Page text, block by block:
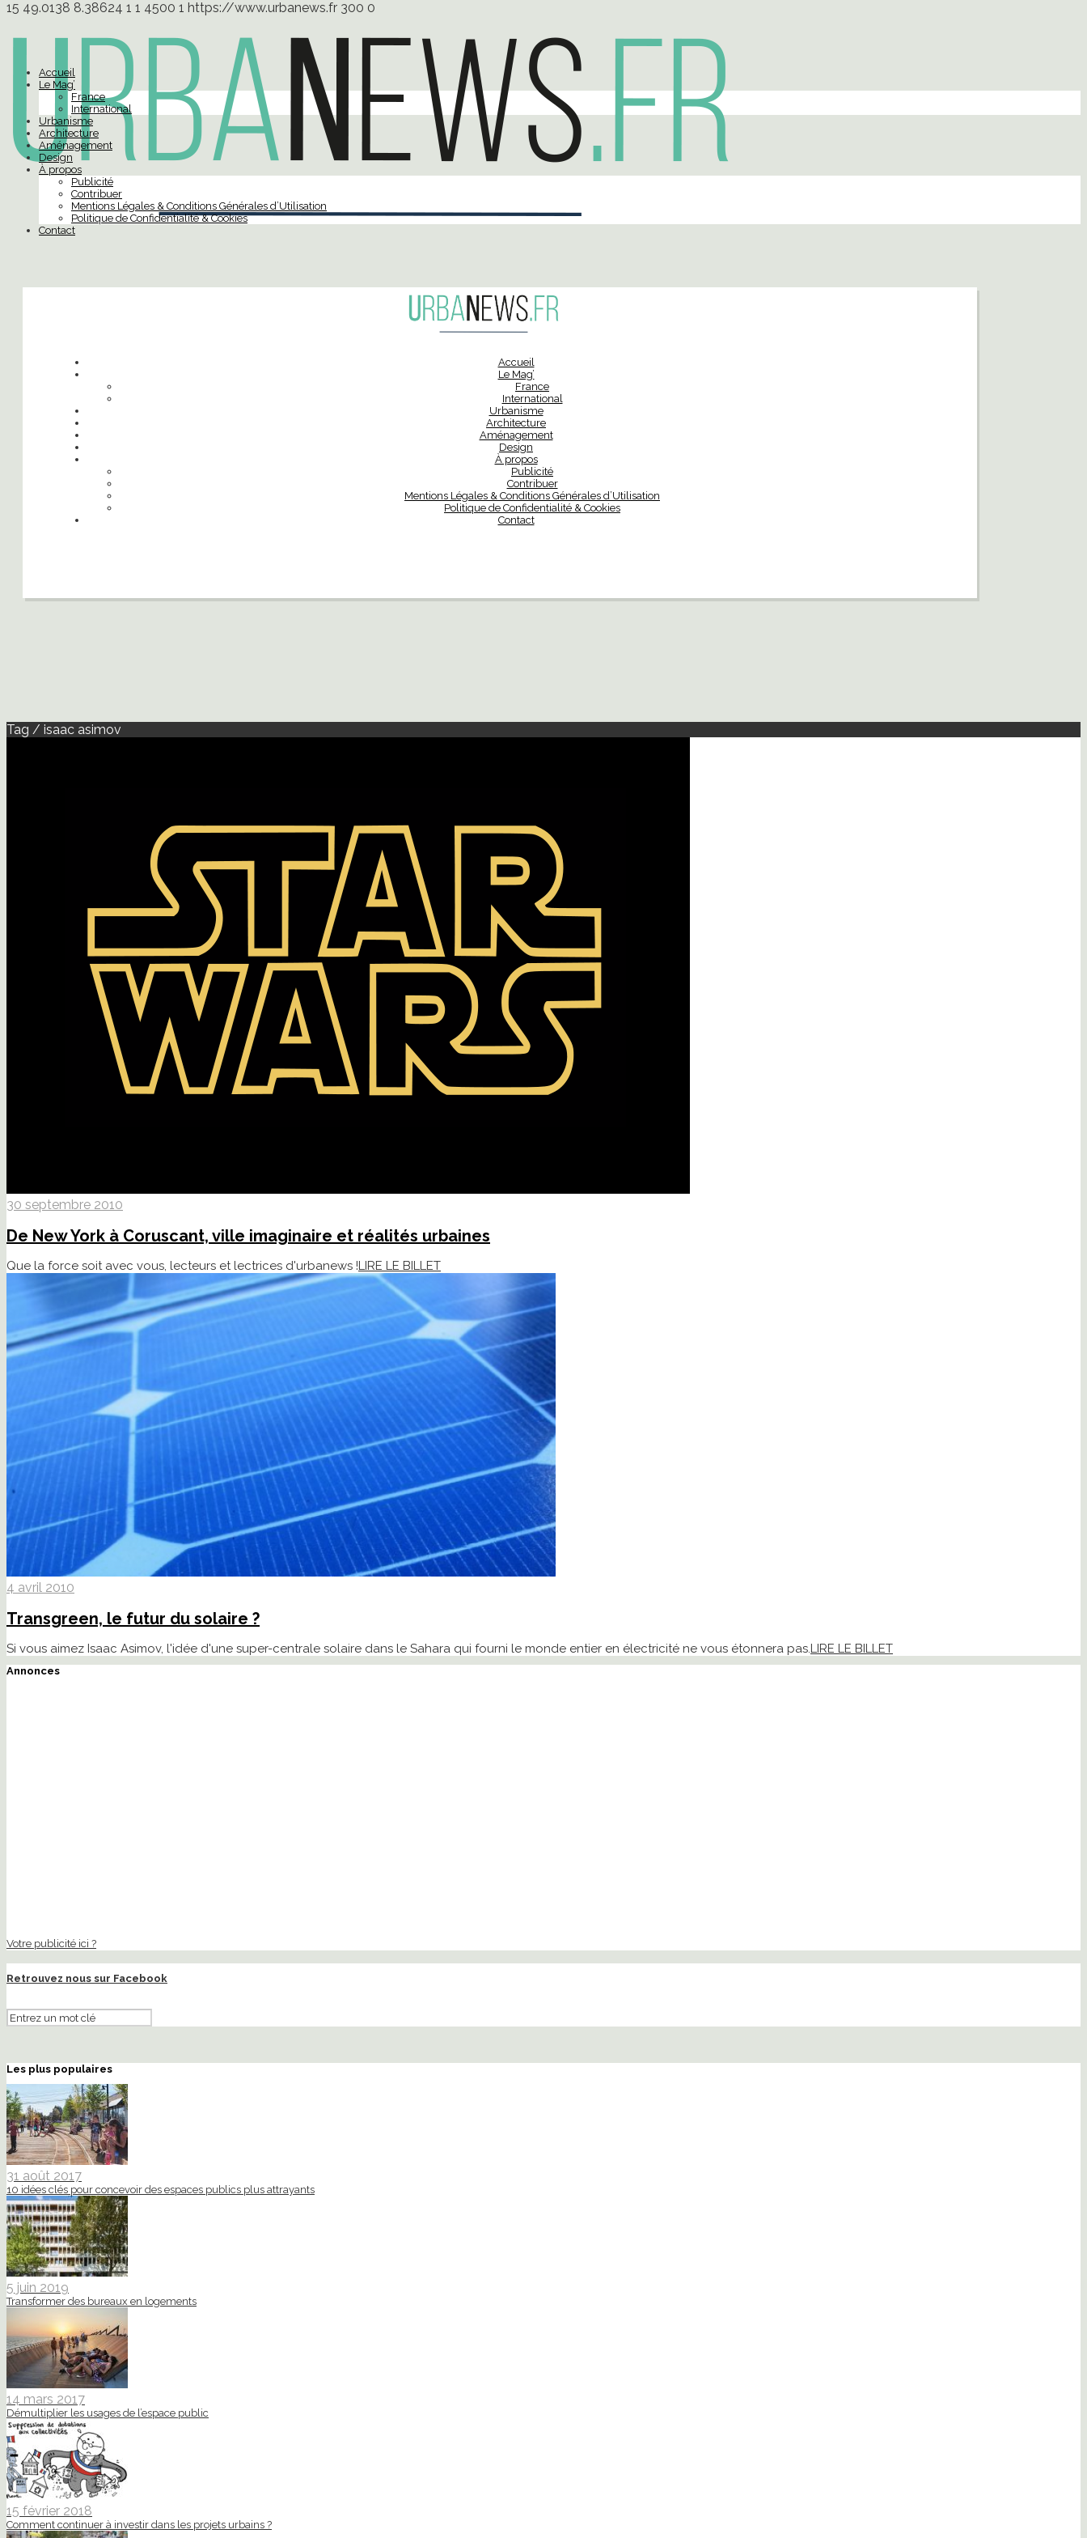
15 49.0138 8.38624 1 1 4500 1 https://www.urbanews.fr 300 0
Accueil
Le Mag’
France
International
Urbanisme
Architecture
Aménagement
Design
À propos
Publicité
Contribuer
Mentions Légales & Conditions Générales d’Utilisation
Politique de Confidentialité & Cookies
Contact
Accueil
Le Mag’
France
International
Urbanisme
Architecture
Aménagement
Design
À propos
Publicité
Contribuer
Mentions Légales & Conditions Générales d’Utilisation
Politique de Confidentialité & Cookies
Contact
Tag / isaac asimov
30 septembre 2010
De New York à Coruscant, ville imaginaire et réalités urbaines
Que la force soit avec vous, lecteurs et lectrices d'urbanews !LIRE LE BILLET
4 avril 2010
Transgreen, le futur du solaire ?
Si vous aimez Isaac Asimov, l'idée d'une super-centrale solaire dans le Sahara qui fourni le monde entier en électricité ne vous étonnera pas.LIRE LE BILLET
Annonces
Votre publicité ici ?
Retrouvez nous sur Facebook
Les plus populaires
31 août 2017
10 idées clés pour concevoir des espaces publics plus attrayants
5 juin 2019
Transformer des bureaux en logements
14 mars 2017
Démultiplier les usages de l’espace public
15 février 2018
Comment continuer à investir dans les projets urbains ?